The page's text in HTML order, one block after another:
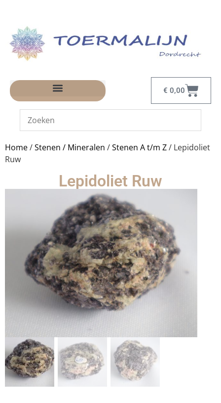
€ 0,00
Home/Stenen / Mineralen /Stenen A t/m Z/ Lepidoliet
Ruw
Lepidoliet Ruw